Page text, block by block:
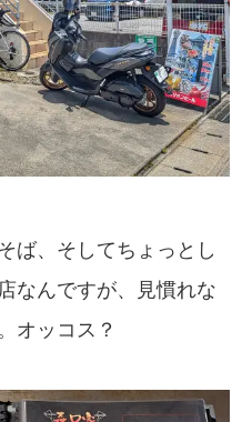
ば、そしてちょっとし
なんですが、見慣れな
オッコス？